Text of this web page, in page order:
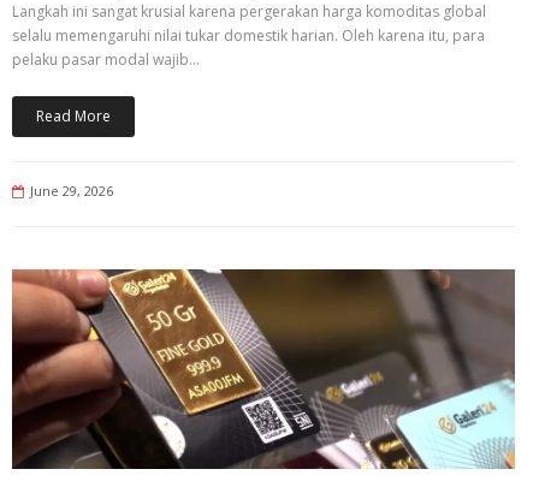
Langkah ini sangat krusial karena pergerakan harga komoditas global
selalu memengaruhi nilai tukar domestik harian. Oleh karena itu, para
pelaku pasar modal wajib…
Read More
June 29, 2026